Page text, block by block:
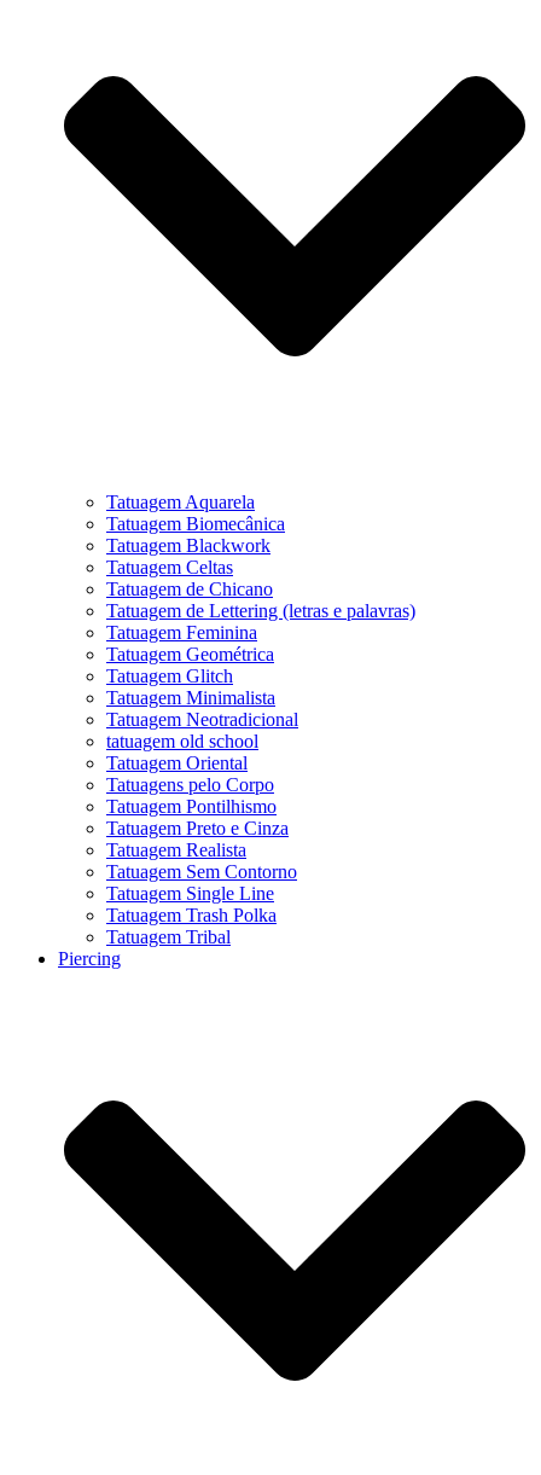
Tatuagem Aquarela
Tatuagem Biomecânica
Tatuagem Blackwork
Tatuagem Celtas
Tatuagem de Chicano
Tatuagem de Lettering (letras e palavras)
Tatuagem Feminina
Tatuagem Geométrica
Tatuagem Glitch
Tatuagem Minimalista
Tatuagem Neotradicional
tatuagem old school
Tatuagem Oriental
Tatuagens pelo Corpo
Tatuagem Pontilhismo
Tatuagem Preto e Cinza
Tatuagem Realista
Tatuagem Sem Contorno
Tatuagem Single Line
Tatuagem Trash Polka
Tatuagem Tribal
Piercing